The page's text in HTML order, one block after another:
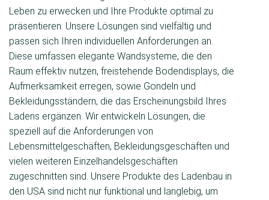
Leben zu erwecken und Ihre Produkte optimal zu
präsentieren. Unsere Lösungen sind vielfältig und
passen sich Ihren individuellen Anforderungen an.
Diese umfassen elegante Wandsysteme, die den
Raum effektiv nutzen, freistehende Bodendisplays, die
Aufmerksamkeit erregen, sowie Gondeln und
Bekleidungsständern, die das Erscheinungsbild Ihres
Ladens ergänzen. Wir entwickeln Lösungen, die
speziell auf die Anforderungen von
Lebensmittelgeschäften, Bekleidungsgeschäften und
vielen weiteren Einzelhandelsgeschäften
zugeschnitten sind. Unsere Produkte des Ladenbau in
den USA sind nicht nur funktional und langlebig, um